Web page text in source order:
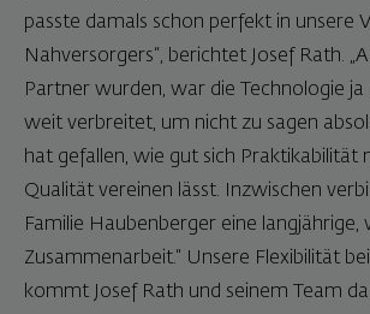
passte damals schon perfekt in unsere
Nahversorgers“, berichtet Josef Rath.
Partner wurden, war die Technologie ja
weit verbreitet, um nicht zu sagen
hat gefallen, wie gut sich Praktikabilität
Qualität vereinen lässt. Inzwischen
Familie Haubenberger eine
Zusammenarbeit.“ Unsere Flexibilität
kommt Josef Rath und seinem Team